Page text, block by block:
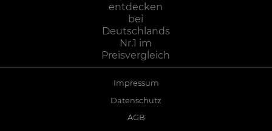
Impressum
Datenschutz
AGB